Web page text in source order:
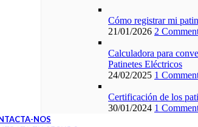
Cómo registrar mi
21/01/2026 2
Calculadora para
Patinetes Eléctricos
24/02/2025 1
Certificación de los
30/01/2024 1
NOS